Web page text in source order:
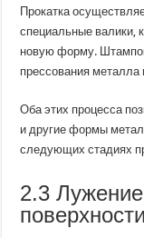
Прокатка
специальные валики,
новую форму.
прессования
Оба этих процесса
и другие формы
следующих стадиях
2.3
поверхности